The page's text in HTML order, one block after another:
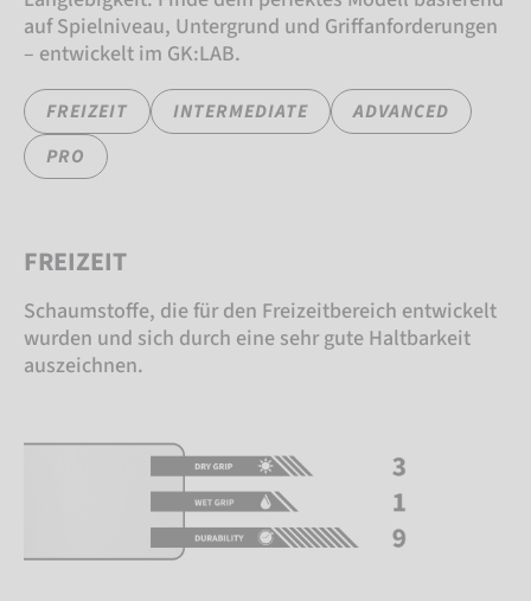
auf Spielniveau, Untergrund und Griffanforderungen
– entwickelt im GK:LAB.
FREIZEIT INTERMEDIATE
ADVANCED
PRO
FREIZEIT
Schaumstoffe, die für den Freizeitbereich entwickelt
wurden und sich durch eine sehr gute Haltbarkeit
auszeichnen.